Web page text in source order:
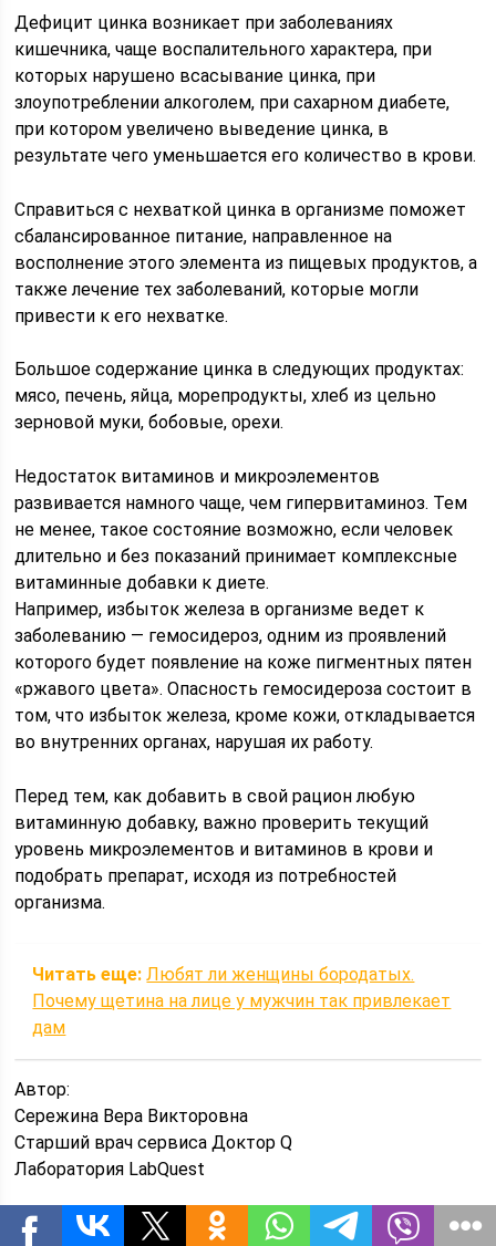
Дефицит цинка возникает при заболеваниях
кишечника, чаще воспалительного характера, при
которых нарушено всасывание цинка, при
злоупотреблении алкоголем, при сахарном диабете,
при котором увеличено выведение цинка, в
результате чего уменьшается его количество в крови.
Справиться с нехваткой цинка в организме поможет
сбалансированное питание, направленное на
восполнение этого элемента из пищевых продуктов, а
также лечение тех заболеваний, которые могли
привести к его нехватке.
Большое содержание цинка в следующих продуктах:
мясо, печень, яйца, морепродукты, хлеб из цельно
зерновой муки, бобовые, орехи.
Недостаток витаминов и микроэлементов
развивается намного чаще, чем гипервитаминоз. Тем
не менее, такое состояние возможно, если человек
длительно и без показаний принимает комплексные
витаминные добавки к диете.
Например, избыток железа в организме ведет к
заболеванию — гемосидероз, одним из проявлений
которого будет появление на коже пигментных пятен
«ржавого цвета». Опасность гемосидероза состоит в
том, что избыток железа, кроме кожи, откладывается
во внутренних органах, нарушая их работу.
Перед тем, как добавить в свой рацион любую
витаминную добавку, важно проверить текущий
уровень микроэлементов и витаминов в крови и
подобрать препарат, исходя из потребностей
организма.
Читать еще: Любят ли женщины бородатых.
Почему щетина на лице у мужчин так привлекает
дам
Автор:
Сережина Вера Викторовна
Старший врач сервиса Доктор Q
Лаборатория LabQuest
Когда нужно принимать витамины